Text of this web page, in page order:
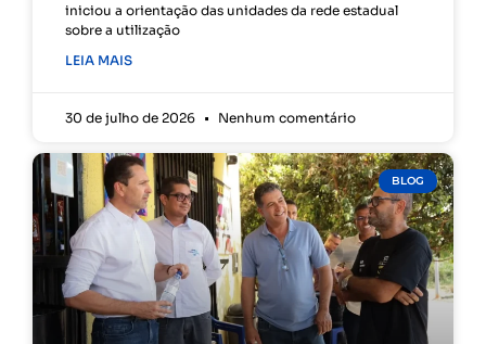
iniciou a orientação das unidades da rede estadual
sobre a utilização
LEIA MAIS
30 de julho de 2026 Nenhum comentário
BLOG